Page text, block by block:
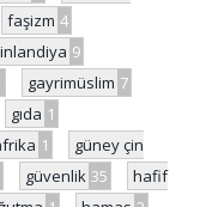
faşizm 4
9
gayrimüslim 7
gıda 1
1
güney çin
güvenlik 35
hafif